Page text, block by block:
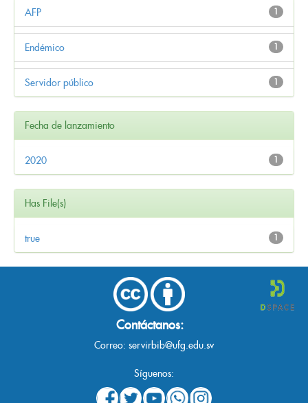
1
AFP
1
Endémico
1
Servidor público
Fecha de lanzamiento
1
2020
Has File(s)
1
true
Contáctanos:
Correo: servirbib@ufg.edu.sv
Síguenos: